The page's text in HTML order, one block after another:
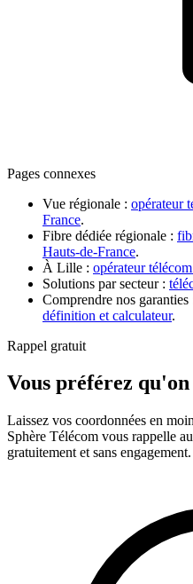
Pages connexes
Vue régionale : opérateur
France.
Fibre dédiée régionale :
Hauts-de-France.
À Lille : opérateur
Solutions par secteur:
Comprendre nos garanties
définition et calculateur.
Rappel gratuit
Vous préférez
Laissez vos coordonnées en
Sphère Télécom vous rappelle
gratuitement et sans engagement.